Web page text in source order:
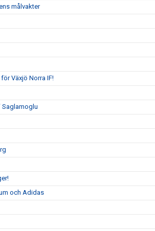
målvakter
Växjö Norra IF!
Saglamoglu
och Adidas